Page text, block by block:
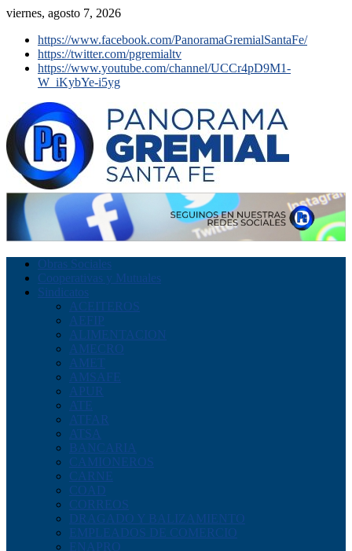
viernes, agosto 7, 2026
https://www.facebook.com/PanoramaGremialSantaFe/
https://twitter.com/pgremialtv
https://www.youtube.com/channel/UCCr4pD9M1-
W_iKybYe-i5yg
Obras Sociales
Cooperativas y Mutuales
Sindicatos
ACEITEROS
AEFIP
ALIMENTACION
AMECRO
AMET
AMSAFE
APUR
ATE
ATFAR
ATSA
BANCARIA
CAMIONEROS
CARNE
COAD
CORREOS
DRAGADO Y BALIZAMIENTO
EMPLEADOS DE COMERCIO
ENAPRO